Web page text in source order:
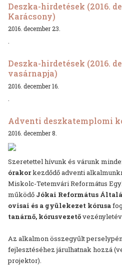
Deszka-hirdetések (2016.
Karácsony)
2016. december 23.
.
Deszka-hirdetések (2016.
vasárnapja)
2016. december 16.
Adventi deszkatemplomi
2016. december 8.
Szeretettel hívunk és várunk
órakorkezdődő adventi
Miskolc-Tetemvári Református
működő Jókai Református
ovisai és a gyülekezet kórusa
tanárnő, kórusvezető
Az alkalmon összegyűlt
fejlesztéséhez járulhatnak hozzá
projektor).